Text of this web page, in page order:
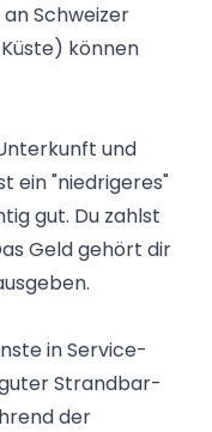
Schweizer
können
und
ein "niedrigeres"
gut. Du zahlst
Geld gehört dir
in Service-
Strandbar-
der